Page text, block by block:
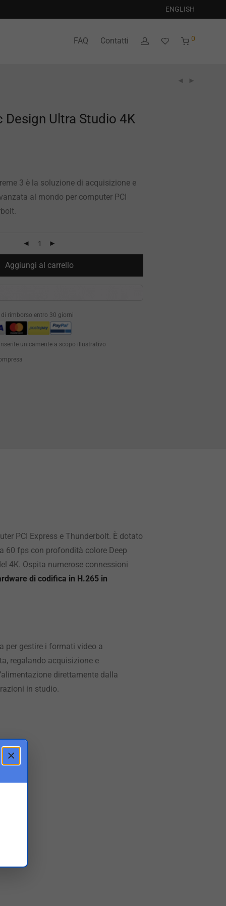
ENGLISH
FAQ Contatti 0
Design Ultra Studio 4K
3 è la soluzione di acquisizione e
al mondo per computer PCI
Aggiungi al carrello
rimborso entro 30 giorni
unicamente a scopo illustrativo
PCI Express e Thunderbolt. È dotato
60 fps con profondità colore Deep
4K. Ospita numerose connessioni
di codifica in H.265 in
per gestire i formati video a
regalando acquisizione e
direttamente dalla
in studio.
×